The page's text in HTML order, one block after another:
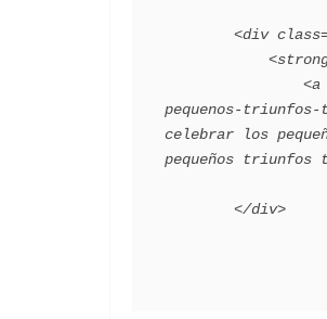
pequenos-
celebrar los
pequeños triunfos